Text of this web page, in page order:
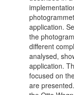
application.
the
different
analysed,
application.
focused on
are